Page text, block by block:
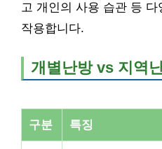
고 개인의 사용 습관 등
작용합니다.
개별난방 vs 지역
구분 특징